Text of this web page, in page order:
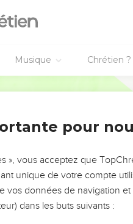
Musique Chrétien ?
on voit
sont
pour
», vous acceptez que
unique de votre compte
vos données de navigation et
dans les buts suivants :